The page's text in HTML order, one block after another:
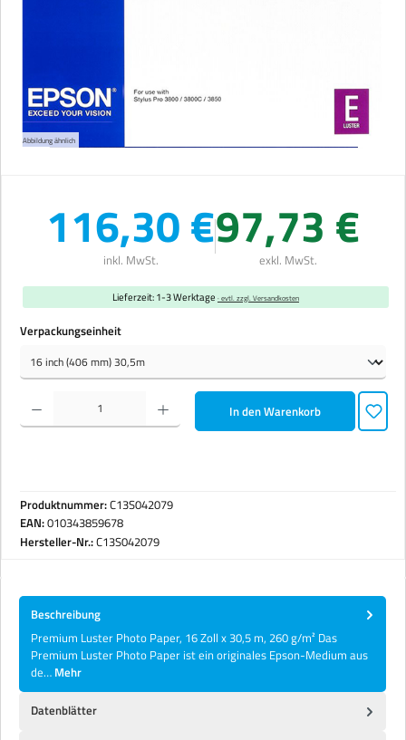
Abbildung ähnlich
116,30 €
inkl. MwSt.
97,73 €
exkl. MwSt.
Lieferzeit: 1-3 Werktage · evtl. zzgl. Versandkosten
Verpackungseinheitauswählen
Produkt Anzahl: Gib den gewünschten Wert ein oder benutze die Schaltflächen um die Anzahl zu
In den Warenkorb
Produktnummer:C13S042079
EAN:010343859678
Hersteller-Nr.:C13S042079
Beschreibung
Premium Luster Photo Paper, 16 Zoll x 30,5 m, 260 g/m² Das
Premium Luster Photo Paper ist ein originales Epson-Medium aus
de… Mehr
Datenblätter